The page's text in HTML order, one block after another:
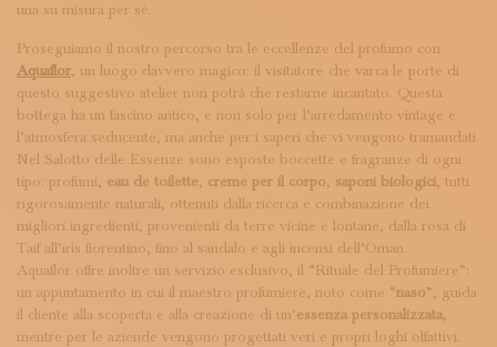
una su misura per sé.
Proseguiamo il nostro percorso tra le eccellenze del profumo con
Aquaflor, un luogo davvero magico: il visitatore che varca le porte di
questo suggestivo atelier non potrà che restarne incantato. Questa
bottega ha un fascino antico, e non solo per l’arredamento vintage e
l’atmosfera seducente, ma anche per i saperi che vi vengono tramandati.
Nel Salotto delle Essenze sono esposte boccette e fragranze di ogni
tipo: profumi, eau de toilette, creme per il corpo, saponi biologici, tutti
rigorosamente naturali, ottenuti dalla ricerca e combinazione dei
migliori ingredienti, provenienti da terre vicine e lontane, dalla rosa di
Taif all’iris fiorentino, fino al sandalo e agli incensi dell’Oman.
Aquaflor offre inoltre un servizio esclusivo, il “Rituale del Profumiere”:
un appuntamento in cui il maestro profumiere, noto come “naso”, guida
il cliente alla scoperta e alla creazione di un’essenza personalizzata,
mentre per le aziende vengono progettati veri e propri loghi olfattivi.